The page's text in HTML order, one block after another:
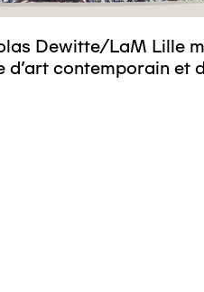
Dewitte/LaM Lille
d’art contemporain et